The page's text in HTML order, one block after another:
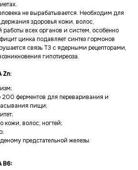
не вырабатывается. Необходим для
здоровья кожи, волос,
всех органов и систем, особенно
цинка подавляет синтез гормонов
связь Т3 с ядерными рецепторами,
гипотиреоза.
200 ферментов для переваривания и
пищи;
кожи, волос, ногтей;
предстательной железы.